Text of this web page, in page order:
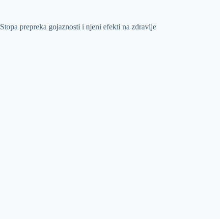
Stopa prepreka gojaznosti i njeni efekti na zdravlje